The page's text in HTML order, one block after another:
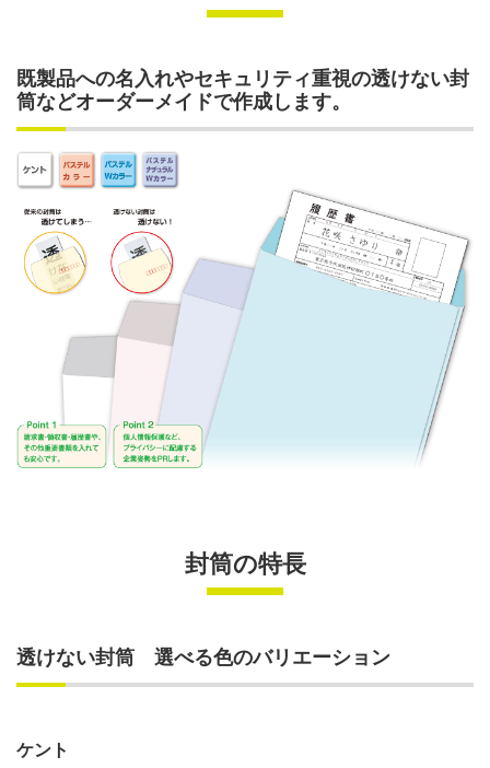
既製品への名入れやセキュリティ重視の透けない封
筒などオーダーメイドで作成します。
封筒の特長
透けない封筒 選べる色のバリエーション
ケント